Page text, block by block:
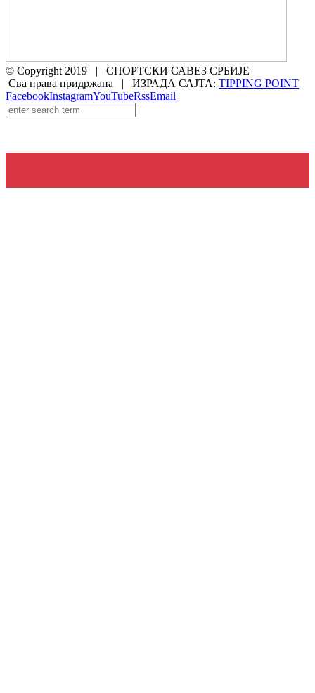
© Copyright 2019 | СПОРТСКИ САВЕЗ СРБИЈЕ
Сва права придржана | ИЗРАДА САЈТА: TIPPING POINT
FacebookInstagramYouTubeRssEmail